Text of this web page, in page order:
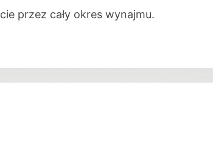
przez cały okres wynajmu.